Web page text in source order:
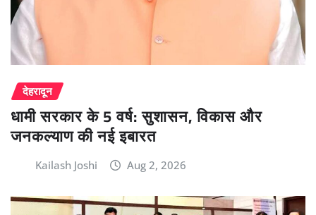
देहरादून
धामी सरकार के 5 वर्ष: सुशासन, विकास और
जनकल्याण की नई इबारत
Kailash Joshi Aug 2, 2026